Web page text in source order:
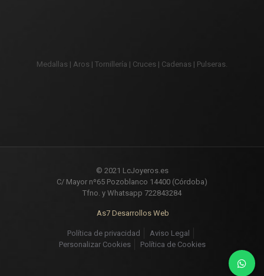
Medallas | Aros | Tornillería | Cruces | Cadenas | Pulseras.
© 2021 LcJoyeros.es
C/ Mayor nº65 Pozoblanco 14400 (Córdoba)
Tfno. y Whatsapp 722843284
As7 Desarrollos Web
Política de privacidad
Aviso Legal
Personalizar Cookies
Política de Cookies